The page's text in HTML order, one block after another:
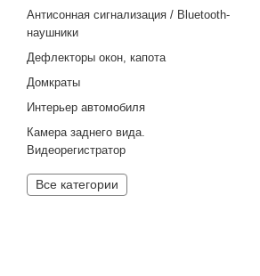
Антисонная сигнализация / Bluetooth-
наушники
Дефлекторы окон, капота
Домкраты
Интерьер автомобиля
Камера заднего вида.
Видеорегистратор
Все категории